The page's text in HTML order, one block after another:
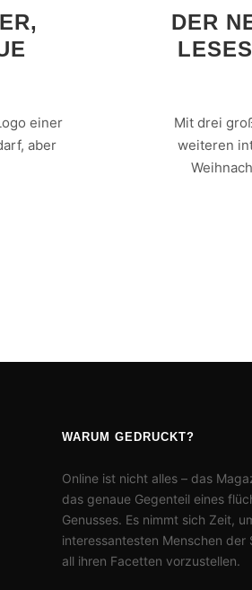
einer
aber
DER
Mit drei
weiteren
WARUM GEDRUCKT?
Online ist nicht alles – das
das genaue Gegenteil eines
Genusses. Es nimmt sich Zeit,
interessantesten Menschen der
all ihren Facetten vorzustellen.